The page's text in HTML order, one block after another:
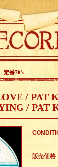
定番70’s
/ PAT
/ PAT
販売価格